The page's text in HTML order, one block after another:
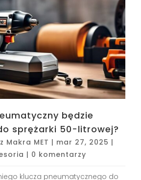
będzie
sprężarki 50-litrowej?
Makra MET | mar 27, 2025 |
| 0 komentarzy
klucza pneumatycznego do